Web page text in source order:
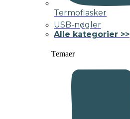
Termoflasker
USB-nøgler
Alle kategorier >>
Temaer